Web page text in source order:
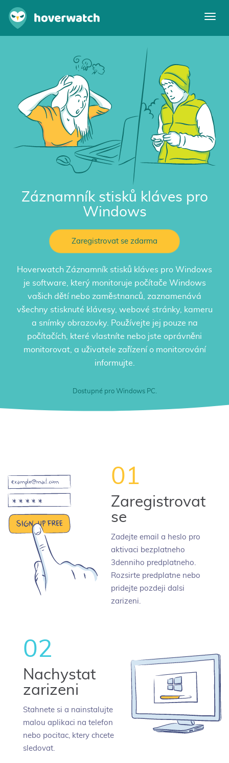
Prihlasit se
Zaregistrovat se zdarma
Záznamník stisků kláves pro
Windows
Zaregistrovat se zdarma
Hoverwatch Záznamník stisků kláves pro Windows
je software, který monitoruje počítače Windows
vašich dětí nebo zaměstnanců, zaznamenává
všechny stisknuté klávesy, webové stránky, kameru
a snímky obrazovky. Používejte jej pouze na
počítačích, které vlastníte nebo jste oprávněni
monitorovat, a uživatele zařízení o monitorování
informujte.
Dostupné pro Windows PC.
01
Zaregistrovat
se
Zadejte email a heslo pro
aktivaci bezplatneho
3denniho predplatneho.
Rozsirte predplatne nebo
pridejte pozdeji dalsi
zarizeni.
02
Nachystat
zarizeni
Stahnete si a nainstalujte
malou aplikaci na telefon
nebo pocitac, ktery chcete
sledovat.